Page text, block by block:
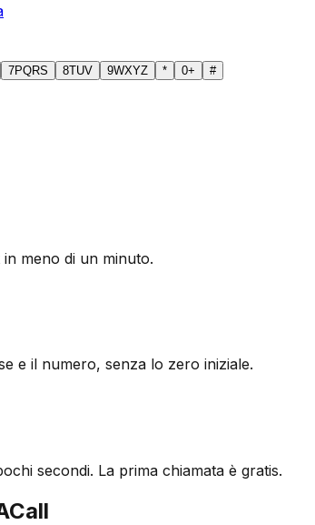
7PQRS 8TUV 9WXYZ * 0+ #
meno di un minuto.
e il numero, senza lo zero iniziale.
secondi. La prima chiamata è gratis.